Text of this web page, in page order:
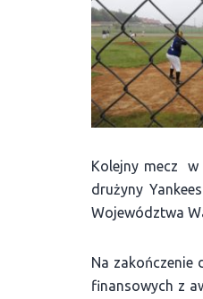
Kolejny mecz w
drużyny
Województwa
Na zakończenie
finansowych z